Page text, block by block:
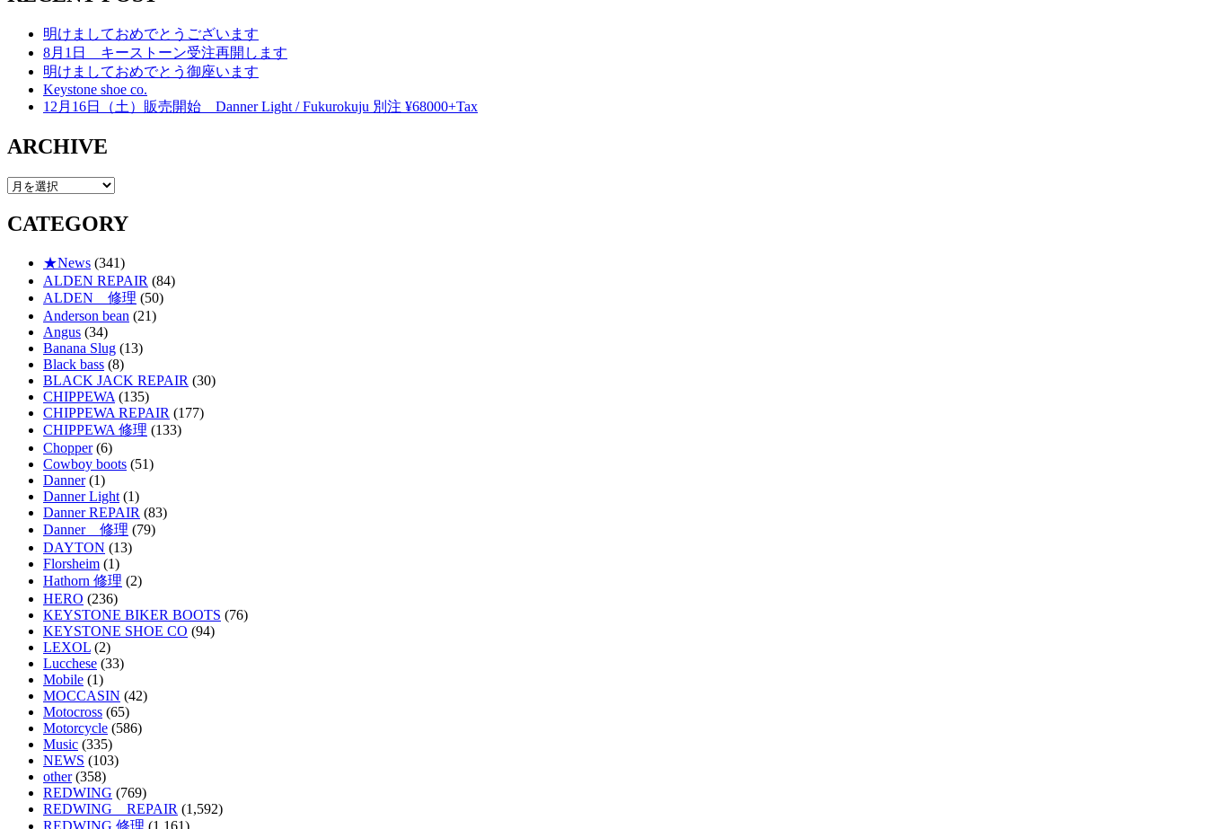
明けましておめでとうございます
8月1日 キーストーン受注再開します
明けましておめでとう御座います
Keystone shoe co.
12月16日（土）販売開始 Danner Light / Fukurokuju 別注 ¥68000+Tax
ARCHIVE
ARCHIVE
CATEGORY
★News (341)
ALDEN REPAIR (84)
ALDEN 修理 (50)
Anderson bean (21)
Angus (34)
Banana Slug (13)
Black bass (8)
BLACK JACK REPAIR (30)
CHIPPEWA (135)
CHIPPEWA REPAIR (177)
CHIPPEWA 修理 (133)
Chopper(6)
Cowboy boots (51)
Danner(1)
Danner Light (1)
Danner REPAIR (83)
Danner 修理 (79)
DAYTON (13)
Florsheim (1)
Hathorn 修理 (2)
HERO (236)
KEYSTONE BIKER BOOTS (76)
KEYSTONE SHOE CO (94)
LEXOL (2)
Lucchese (33)
Mobile (1)
MOCCASIN (42)
Motocross (65)
Motorcycle (586)
Music (335)
NEWS (103)
other(358)
REDWING (769)
REDWING REPAIR (1,592)
REDWING 修理 (1,161)